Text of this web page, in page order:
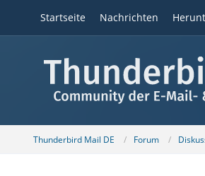
Startseite Nachrichten
Thunderbird Mail DE Forum